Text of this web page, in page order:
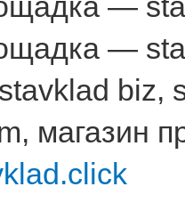
—
biz,
магазин